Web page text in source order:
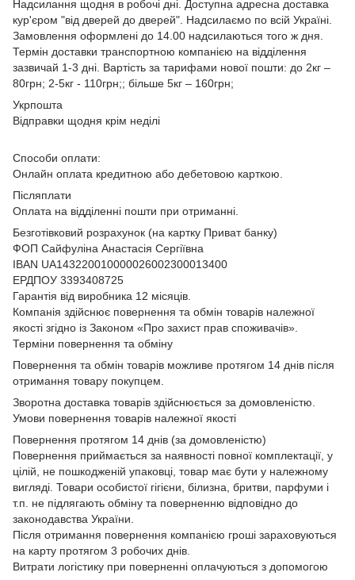
Надсилання щодня в робочі дні. Доступна адресна доставка
кур'єром "від дверей до дверей". Надсилаємо по всій Україні.
Замовлення оформлені до 14.00 надсилаються того ж дня.
Термін доставки транспортною компанією на відділення
зазвичай 1-3 дні. Вартість за тарифами нової пошти: до 2кг –
80грн; 2-5кг - 110грн;; більше 5кг – 160грн;
Укрпошта
Відправки щодня крім неділі
Способи оплати:
Онлайн оплата кредитною або дебетовою карткою.
Післяплати
Оплата на відділенні пошти при отриманні.
Безготівковий розрахунок (на картку Приват банку)
ФОП Сайфуліна Анастасія Сергіївна
IBAN UA143220010000026002300013400
ЕРДПОУ 3393408725
Гарантія від виробника 12 місяців.
Компанія здійснює повернення та обмін товарів належної
якості згідно із Законом «Про захист прав споживачів»
Терміни повернення та обміну
Повернення та обмін товарів можливе протягом 14 днів після
отримання товару покупцем.
Зворотна доставка товарів здійснюється за домовленістю.
Умови повернення товарів належної якості
Повернення протягом 14 днів (за домовленістю)
Повернення приймається за наявності повної комплектації, у
цілій, не пошкодженій упаковці, товар має бути у належному
вигляді. Товари особистої гігієни, білизна, бритви, парфуми і
т.п. не підлягають обміну та поверненню відповідно до
законодавства України.
Після отримання повернення компанією гроші зараховуються
на карту протягом 3 робочих днів.
Витрати логістику при поверненні оплачуються з допомогою